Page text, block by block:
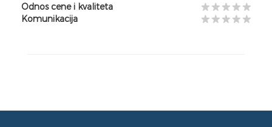
Odnos cene i kvaliteta
Komunikacija